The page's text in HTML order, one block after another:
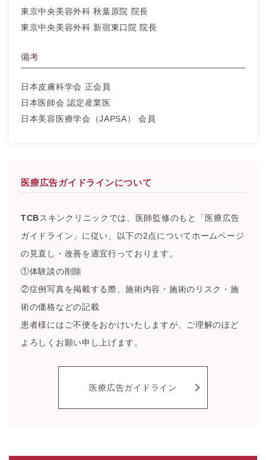
東京中央美容外科 秋葉原院 院長
東京中央美容外科 新宿東口院 院長
備考
日本皮膚科学会 正会員
日本医師会 認定産業医
日本美容医療学会（JAPSA） 会員
医療広告ガイドラインについて
TCBスキンクリニックでは、医師監修のもと「医療広告
ガイドライン」に従い、以下の2点についてホームページ
の見直し・改善を適宜行っております。
①体験談の削除
②症例写真を掲載する際、施術内容・施術のリスク・施
術の価格などの記載
患者様にはご不便をおかけいたしますが、ご理解のほど
よろしくお願い申し上げます。
医療広告ガイドライン